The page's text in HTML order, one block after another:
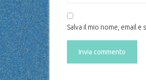
Salva il mio nome, email